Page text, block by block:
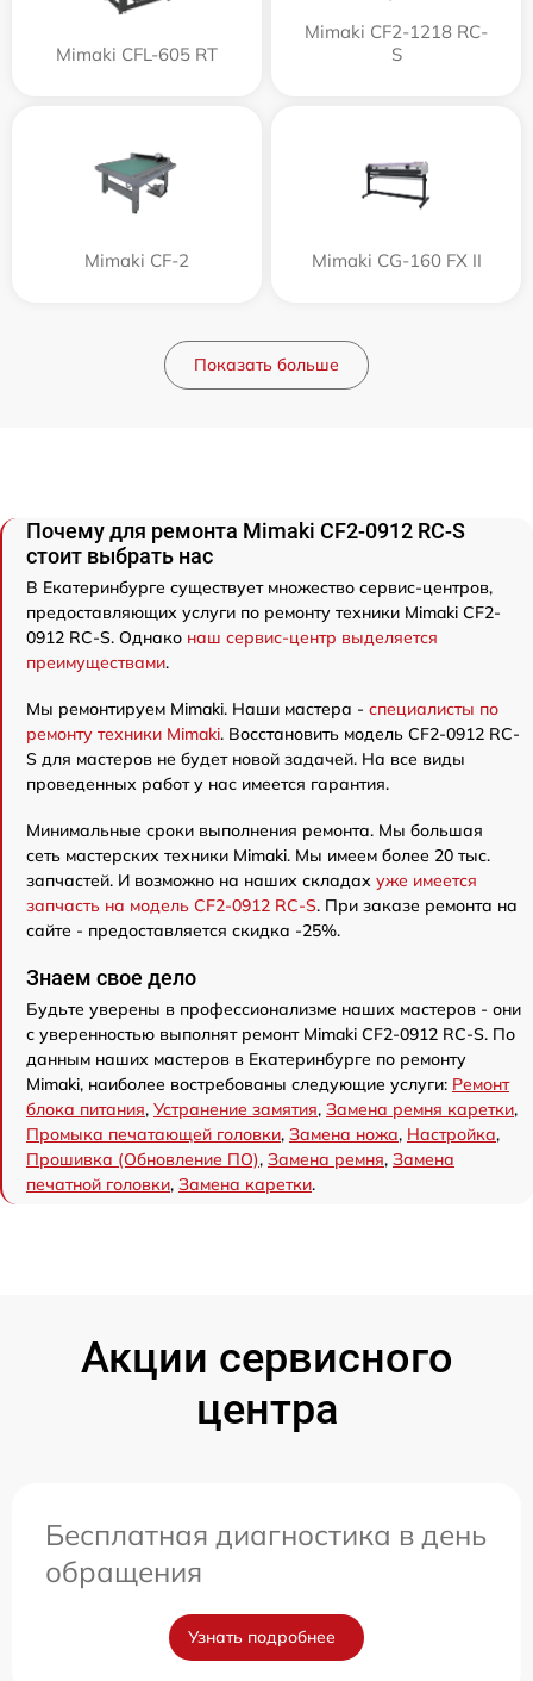
Mimaki CFL-605 RT
Mimaki CF2-1218 RC-
S
Mimaki CF-2 Mimaki CG-160 FX II
Показать больше
Почему для ремонта Mimaki CF2-0912 RC-S
стоит выбрать нас
В Екатеринбурге существует множество сервис-центров,
предоставляющих услуги по ремонту техники Mimaki CF2-
0912 RC-S. Однако наш сервис-центр выделяется
преимуществами.
Мы ремонтируем Mimaki. Наши мастера - специалисты по
ремонту техники Mimaki. Восстановить модель CF2-0912 RC-
S для мастеров не будет новой задачей. На все виды
проведенных работ у нас имеется гарантия.
Минимальные сроки выполнения ремонта. Мы большая
сеть мастерских техники Mimaki. Мы имеем более 20 тыс.
запчастей. И возможно на наших складах уже имеется
запчасть на модель CF2-0912 RC-S. При заказе ремонта на
сайте - предоставляется скидка -25%.
Знаем свое дело
Будьте уверены в профессионализме наших мастеров - они
с уверенностью выполнят ремонт Mimaki CF2-0912 RC-S. По
данным наших мастеров в Екатеринбурге по ремонту
Mimaki, наиболее востребованы следующие услуги: Ремонт
блока питания, Устранение замятия, Замена ремня каретки,
Промыка печатающей головки, Замена ножа, Настройка,
Прошивка (Обновление ПО), Замена ремня, Замена
печатной головки, Замена каретки.
Акции сервисного
центра
Бесплатная диагностика в день
обращения
Узнать подробнее